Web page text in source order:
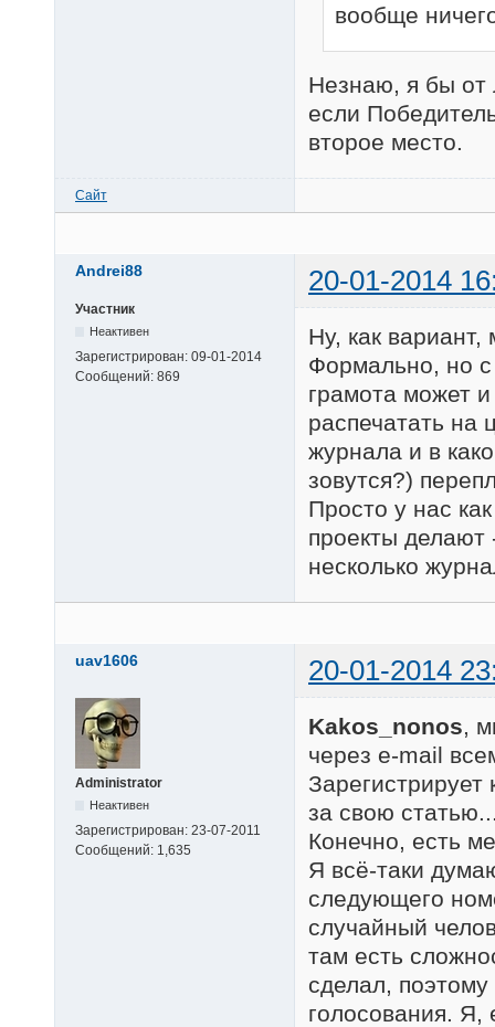
вообще
Незнаю, я бы от
если
второе место.
Сайт
Andrei88 20-01-2014
Участник
Неактивен
Зарегистрирован: 09-01-2014
Сообщений: 869
Ну, как
Формально, но с
грамота может
распечатать на
журнала и в
зовутся?)
Просто у нас
проекты
несколько
uav1606 20-01-2014
Administrator
Неактивен
Зарегистрирован: 23-07-2011
Сообщений: 1,635
Kakos_nonos ,
через e-mail
Зарегистрирует
за свою
Конечно, есть
Я всё-таки
следующего
случайный
там есть
сделал,
голосования. Я,